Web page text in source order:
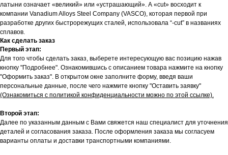
латыни означает «великий» или «устрашающий». А «cut» восходит к
компании Vanadium Alloys Steel Company (VASCO), которая первой при
разработке других быстрорежущих сталей, использовала “-cut” в названиях
сплавов.
Как сделать заказ
Первый этап:
Для того чтобы сделать заказ, выберете интересующую вас позицию нажав
кнопку "Подробнее". Ознакомившись с описанием товара нажмите на кнопку
"Оформить заказ". В открытом окне заполните форму, введя ваши
персональные данные, после чего нажмите кнопку "Оставить заявку"
(Ознакомиться с политикой конфиденциальности можно по этой ссылке).
Второй этап:
Далее по указанным данным с Вами свяжется наш специалист для уточнения
деталей и согласования заказа. После оформления заказа мы согласуем
варианты оплаты и доставки транспортными компаниями.